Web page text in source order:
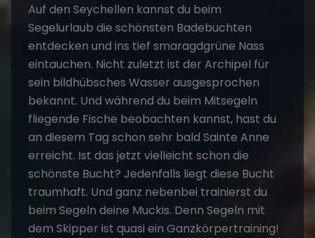
Auf den Seychellen kannst du beim
Segelurlaub die schönsten Badebuchten
entdecken und ins tief smaragdgrüne Nass
eintauchen. Nicht zuletzt ist der Archipel für
sein bildhübsches Wasser ausgesprochen
bekannt. Und während du beim Mitsegeln
fliegende Fische beobachten kannst, hast du
an diesem Tag schon sehr bald Sainte Anne
erreicht. Ist das jetzt vielleicht schon die
schönste Bucht? Jedenfalls liegt diese Bucht
traumhaft. Und ganz nebenbei trainierst du
beim Segeln deine Muckis. Denn Segeln mit
dem Skipper ist quasi ein Ganzkörpertraining!